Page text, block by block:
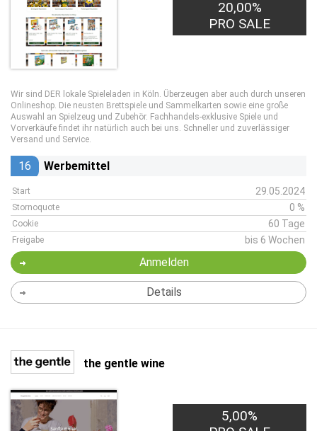
20,00%
PRO SALE
Wir sind DER lokale Spieleladen in Köln. Überzeugen aber auch durch unseren
Onlineshop. Die neusten Brettspiele und Sammelkarten sowie eine große
Auswahl an Spielzeug und Zubehör. Fachhandels-exklusive Spiele und
Vorverkäufe findet ihr natürlich auch bei uns. Schneller und zuverlässiger
Versand und Service.
16 Werbemittel
Start 29.05.2024
Stornoquote 0 %
Cookie 60 Tage
Freigabe bis 6 Wochen
Anmelden
Details
the gentle wine
5,00%